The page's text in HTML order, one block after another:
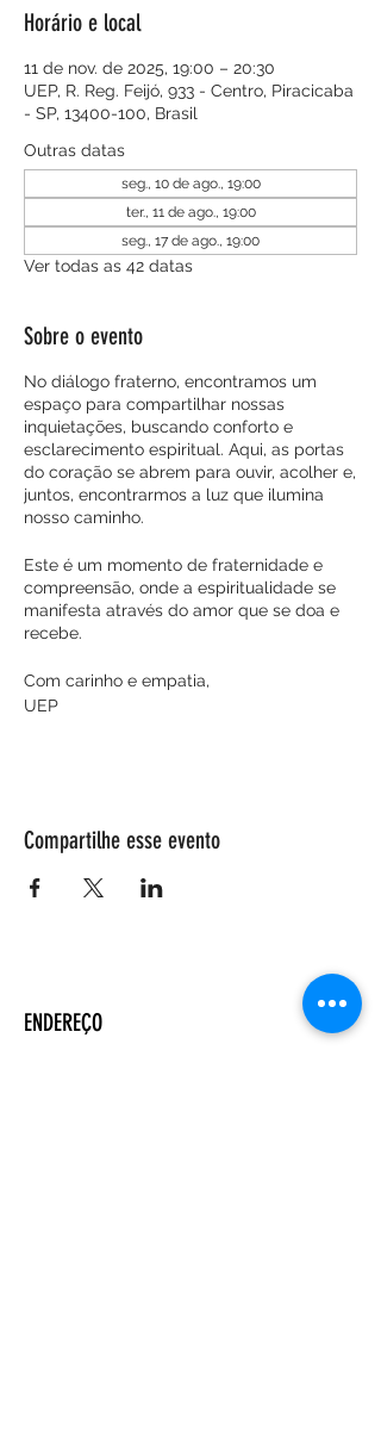
Horário e local
11 de nov. de 2025, 19:00 – 20:30
UEP, R. Reg. Feijó, 933 - Centro, Piracicaba
- SP, 13400-100, Brasil
Outras datas
seg., 10 de ago., 19:00
ter., 11 de ago., 19:00
seg., 17 de ago., 19:00
Ver todas as 42 datas
Sobre o evento
No diálogo fraterno, encontramos um
espaço para compartilhar nossas
inquietações, buscando conforto e
esclarecimento espiritual. Aqui, as portas
do coração se abrem para ouvir, acolher e,
juntos, encontrarmos a luz que ilumina
nosso caminho.
Este é um momento de fraternidade e
compreensão, onde a espiritualidade se
manifesta através do amor que se doa e
recebe.
Com carinho e empatia,
UEP
Compartilhe esse evento
ENDEREÇO